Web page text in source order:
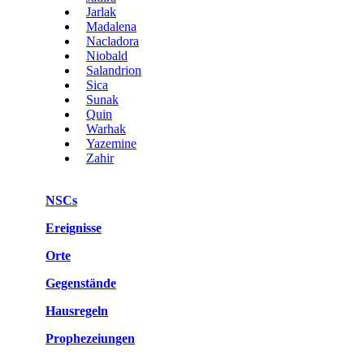
Jarlak
Madalena
Nacladora
Niobald
Salandrion
Sica
Sunak
Quin
Warhak
Yazemine
Zahir
NSCs
Ereignisse
Orte
Gegenstände
Hausregeln
Prophezeiungen